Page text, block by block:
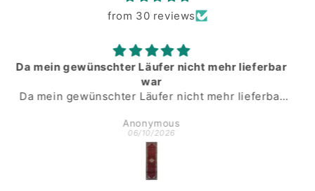
from 30 reviews
sehr sicher und gut verpackt
sehr sicher und gut verpackt. schneller Versand.
Anonymous
05/25/2026